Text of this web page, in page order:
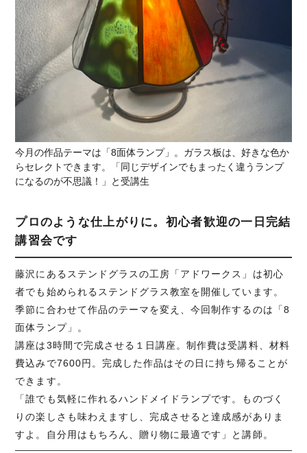
今月の作品テーマは「8面体ランプ」。ガラス板は、好きな色か
らセレクトできます。「同じデザインでもまったく違うランプ
になるのが不思議！」と受講生
プロのような仕上がりに。初心者歓迎の一日完結
講習会です
藤沢にあるステンドグラスの工房「アドワークス」は初心
者でも始められるステンドグラス教室を開催しています。
季節に合わせて作品のテーマを変え、今回制作するのは「8
面体ランプ」。
講座は3時間で完成させる１日講座。制作費は受講料、材料
費込みで7600円。完成した作品はその日に持ち帰ることが
できます。
「誰でも気軽に作れるハンドメイドランプです。ものづく
りの楽しさも味わえますし、完成させると達成感がありま
すよ。自分用はもちろん、贈り物に最適です」と講師。